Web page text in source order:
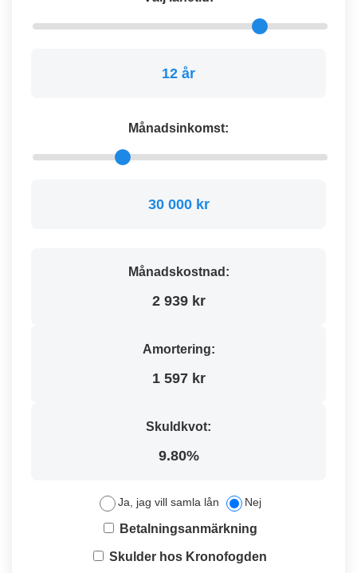
12 år
Månadsinkomst:
30 000 kr
Månadskostnad:
2 939 kr
Amortering:
1 597 kr
Skuldkvot:
9.80%
Ja, jag vill samla lån Nej
Betalningsanmärkning
Skulder hos Kronofogden